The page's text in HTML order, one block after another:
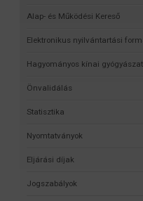
Alap- és Működési Kereső
Elektronikus nyilvántartási
Hagyományos kínai
Önvalidálás
Statisztika
Nyomtatványok
Eljárási díjak
Jogszabályok